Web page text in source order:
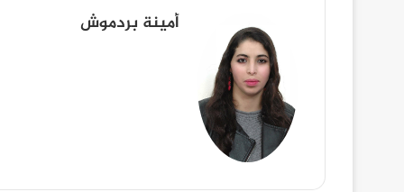
أمينة بردموش